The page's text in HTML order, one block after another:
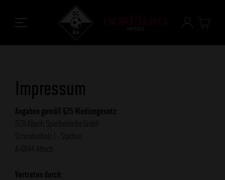
Impressum
Angaben gemäß §25 Mediengesetz:
SCR Altach Spielbetriebs GmbH
Schnabelholz 1 - Stadion
A-6844 Altach
Vertreten durch: